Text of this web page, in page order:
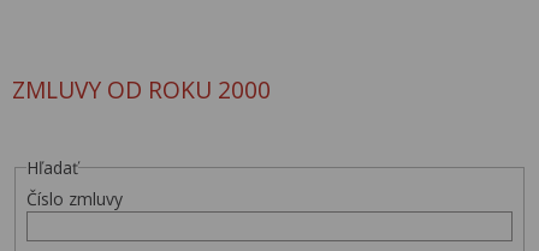
ZMLUVY OD ROKU 2000
Hľadať
Číslo zmluvy